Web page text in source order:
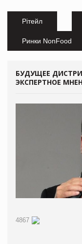
Рітейл
Ринки NonFood
БУДУЩЕЕ
ЭКСПЕРТНОЕ
4867